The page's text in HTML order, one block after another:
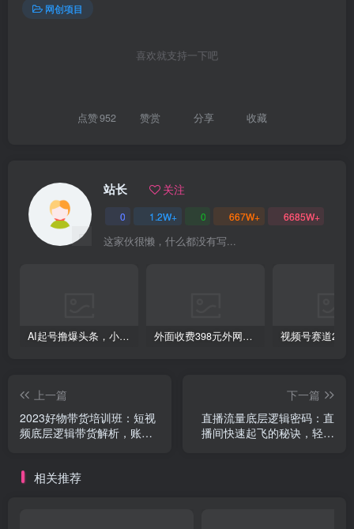
网创项目
喜欢就支持一下吧
点赞952 赞赏 分享 收藏
站长 关注
0 1.2W+ 0 667W+ 6685W+
这家伙很懒，什么都没有写...
AI起号撸爆头条，小白也能操作，日入2000+ 外面收费398元外网超跑豪车汽车视频搬运至快手抖音上热门项目
上一篇
2023好物带货培训班：短视
频底层逻辑带货解析，账号
下一篇
直播流量底层逻辑密码：直
播间快速起飞的秘诀，轻松
相关推荐